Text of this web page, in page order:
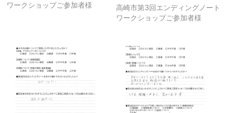
ワークショップご参加者様
高崎市第3回エンディングノート
ワークショップご参加者様